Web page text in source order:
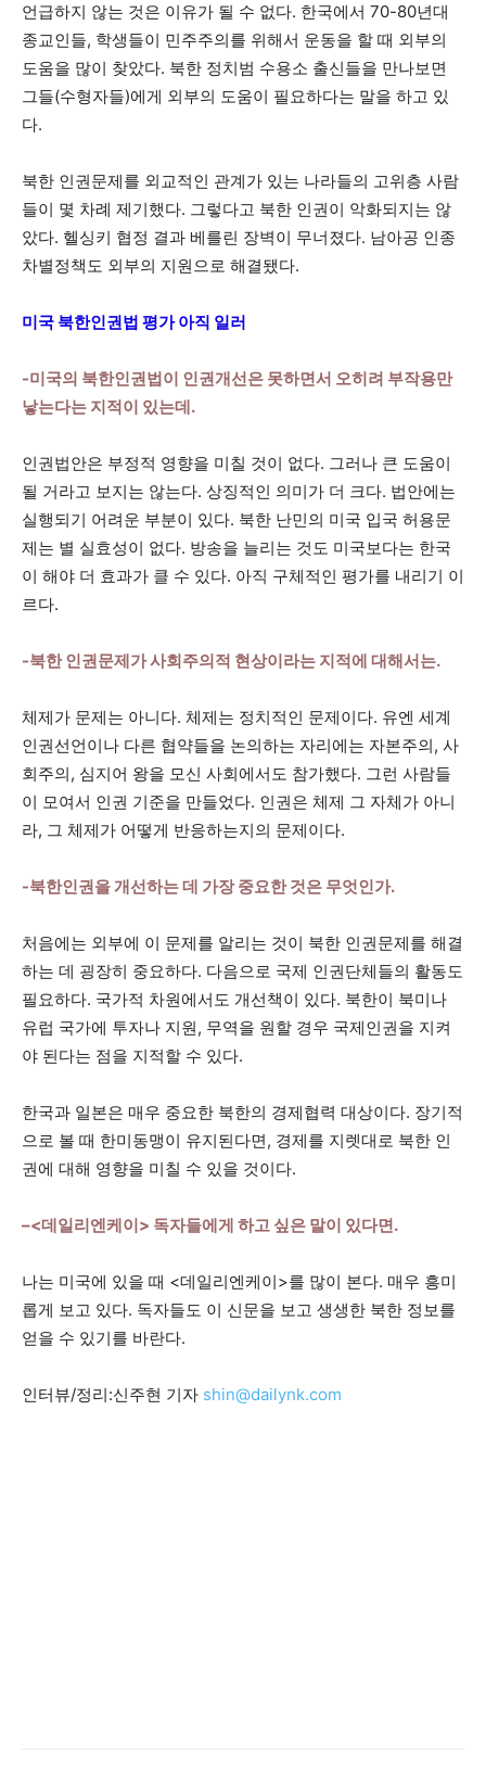
언급하지 않는 것은 이유가 될 수 없다. 한국에서 70-80년대
종교인들, 학생들이 민주주의를 위해서 운동을 할 때 외부의
도움을 많이 찾았다. 북한 정치범 수용소 출신들을 만나보면
그들(수형자들)에게 외부의 도움이 필요하다는 말을 하고 있
다.
북한 인권문제를 외교적인 관계가 있는 나라들의 고위층 사람
들이 몇 차례 제기했다. 그렇다고 북한 인권이 악화되지는 않
았다. 헬싱키 협정 결과 베를린 장벽이 무너졌다. 남아공 인종
차별정책도 외부의 지원으로 해결됐다.
미국 북한인권법 평가 아직 일러
-미국의 북한인권법이 인권개선은 못하면서 오히려 부작용만
낳는다는 지적이 있는데.
인권법안은 부정적 영향을 미칠 것이 없다. 그러나 큰 도움이
될 거라고 보지는 않는다. 상징적인 의미가 더 크다. 법안에는
실행되기 어려운 부분이 있다. 북한 난민의 미국 입국 허용문
제는 별 실효성이 없다. 방송을 늘리는 것도 미국보다는 한국
이 해야 더 효과가 클 수 있다. 아직 구체적인 평가를 내리기 이
르다.
-북한 인권문제가 사회주의적 현상이라는 지적에 대해서는.
체제가 문제는 아니다. 체제는 정치적인 문제이다. 유엔 세계
인권선언이나 다른 협약들을 논의하는 자리에는 자본주의, 사
회주의, 심지어 왕을 모신 사회에서도 참가했다. 그런 사람들
이 모여서 인권 기준을 만들었다. 인권은 체제 그 자체가 아니
라, 그 체제가 어떻게 반응하는지의 문제이다.
-북한인권을 개선하는 데 가장 중요한 것은 무엇인가.
처음에는 외부에 이 문제를 알리는 것이 북한 인권문제를 해결
하는 데 굉장히 중요하다. 다음으로 국제 인권단체들의 활동도
필요하다. 국가적 차원에서도 개선책이 있다. 북한이 북미나
유럽 국가에 투자나 지원, 무역을 원할 경우 국제인권을 지켜
야 된다는 점을 지적할 수 있다.
한국과 일본은 매우 중요한 북한의 경제협력 대상이다. 장기적
으로 볼 때 한미동맹이 유지된다면, 경제를 지렛대로 북한 인
권에 대해 영향을 미칠 수 있을 것이다.
–<데일리엔케이> 독자들에게 하고 싶은 말이 있다면.
나는 미국에 있을 때 <데일리엔케이>를 많이 본다. 매우 흥미
롭게 보고 있다. 독자들도 이 신문을 보고 생생한 북한 정보를
얻을 수 있기를 바란다.
인터뷰/정리:신주현 기자 shin@dailynk.com